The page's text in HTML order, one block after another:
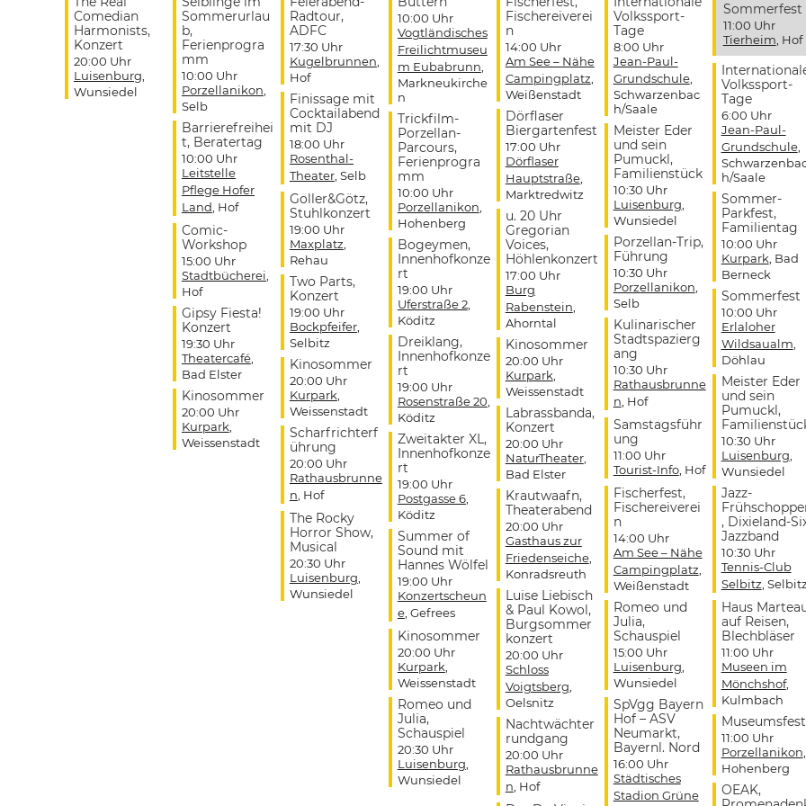
Comedian
Harmonists,
Konzert
20:00 Uhr
Luisenburg
Wunsiedel
Sommerurlau
b,
Ferienprogra
mm
10:00 Uhr
Porzellanikon
Selb
Barrierefreihei
t, Beratertag
10:00 Uhr
Leitstelle
Pflege Hofer
Land , Hof
Comic-
Workshop
15:00 Uhr
Stadtbücherei
Hof
Gipsy Fiesta!
Konzert
19:30 Uhr
Theatercafé,
Bad Elster
Kinosommer
20:00 Uhr
Kurpark
Weissenstadt
Radtour,
ADFC
17:30 Uhr
Kugelbrunnen
Hof
Finissage mit
Cocktailabend
mit DJ
18:00 Uhr
Rosenthal-
Theater, Selb
Goller&Götz,
Stuhlkonzert
19:00 Uhr
Maxplatz
Rehau
Two Parts,
Konzert
19:00 Uhr
Bockpfeifer,
Selbitz
Kinosommer
20:00 Uhr
Kurpark
Weissenstadt
Scharfrichterf
ührung
20:00 Uhr
Rathausbrunne
n , Hof
The Rocky
Horror Show,
Musical
20:30 Uhr
Luisenburg
Wunsiedel
10:00 Uhr
Vogtländisches
Freilichtmuseu
m Eubabrunn
Markneukirche
n
Trickfilm-
Porzellan-
Parcours,
Ferienprogra
mm
10:00 Uhr
Porzellanikon
Hohenberg
Bogeymen,
Innenhofkonze
rt
19:00 Uhr
Uferstraße 2,
Köditz
Dreiklang,
Innenhofkonze
rt
19:00 Uhr
Rosenstraße 20
Köditz
Zweitakter XL,
Innenhofkonze
rt
19:00 Uhr
Postgasse 6,
Köditz
Summer of
Sound mit
Hannes Wölfel
19:00 Uhr
Konzertscheun
e, Gefrees
Kinosommer
20:00 Uhr
Kurpark
Weissenstadt
Romeo und
Julia,
Schauspiel
20:30 Uhr
Luisenburg
Wunsiedel
Fischereiverei
n
14:00 Uhr
Am See – Nähe
Campingplatz
Weißenstadt
Dörflaser
Biergartenfest
17:00 Uhr
Dörflaser
Hauptstraße,
Marktredwitz
u. 20 Uhr
Gregorian
Voices,
Höhlenkonzert
17:00 Uhr
Burg
Rabenstein
Ahorntal
Kinosommer
20:00 Uhr
Kurpark
Weissenstadt
Labrassbanda,
Konzert
20:00 Uhr
NaturTheater,
Bad Elster
Krautwaafn,
Theaterabend
20:00 Uhr
Gasthaus zur
Friedenseiche,
Konradsreuth
Luise Liebisch
& Paul Kowol,
Burgsommer
konzert
20:00 Uhr
Schloss
Voigtsberg
Oelsnitz
Nachtwächter
rundgang
20:00 Uhr
Rathausbrunne
n , Hof
Volkssport-
Tage
8:00 Uhr
Jean-Paul-
Grundschule,
Schwarzenbac
h/Saale
Meister Eder
und sein
Pumuckl,
Familienstück
10:30 Uhr
Luisenburg
Wunsiedel
Porzellan-Trip,
Führung
10:30 Uhr
Porzellanikon
Selb
Kulinarischer
Stadtspazierg
ang
10:30 Uhr
Rathausbrunne
n , Hof
Samstagsführ
ung
11:00 Uhr
Tourist-Info, Hof
Fischerfest,
Fischereiverei
n
14:00 Uhr
Am See – Nähe
Campingplatz
Weißenstadt
Romeo und
Julia,
Schauspiel
15:00 Uhr
Luisenburg
Wunsiedel
SpVgg Bayern
Hof – ASV
Neumarkt,
Bayernl. Nord
16:00 Uhr
Städtisches
Stadion Grüne
Sommerfest
11:00 Uhr
Tierheim , Hof
Volkssport-
Tage
6:00 Uhr
Jean-Paul-
Grundschule,
h/Saale
Sommer-
Parkfest,
Familientag
10:00 Uhr
Kurpark , Bad
Berneck
Sommerfest
10:00 Uhr
Erlaloher
Wildsaualm
Döhlau
Meister Eder
und sein
Pumuckl,
10:30 Uhr
Luisenburg
Wunsiedel
Jazz-
, Dixieland-
Jazzband
10:30 Uhr
Tennis-Club
Selbitz ,
Haus
auf Reisen,
Blechbläser
11:00 Uhr
Museen im
Mönchshof,
Kulmbach
Museumsfest
11:00 Uhr
Porzellanikon
Hohenberg
OEAK,